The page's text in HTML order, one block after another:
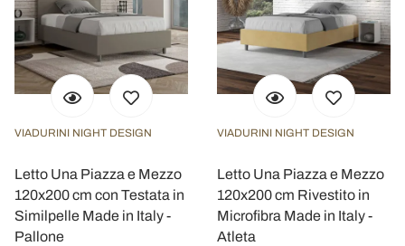
VIADURINI NIGHT DESIGN
Letto Una Piazza e Mezzo
120x200 cm con Testata in
Similpelle Made in Italy -
Pallone
VIADURINI NIGHT DESIGN
Letto Una Piazza e Mezzo
120x200 cm Rivestito in
Microfibra Made in Italy -
Atleta